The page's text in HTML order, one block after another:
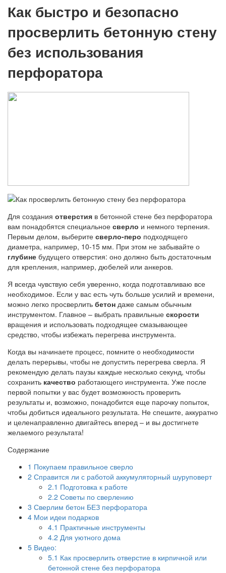
Как быстро и безопасно
просверлить бетонную стену
без использования
перфоратора
Для создания отверстия в бетонной стене без перфоратора
вам понадобятся специальное сверло и немного терпения.
Первым делом, выберите сверло-перо подходящего
диаметра, например, 10-15 мм. При этом не забывайте о
глубине будущего отверстия: оно должно быть достаточным
для крепления, например, дюбелей или анкеров.
Я всегда чувствую себя уверенно, когда подготавливаю все
необходимое. Если у вас есть чуть больше усилий и времени,
можно легко просверлить бетон даже самым обычным
инструментом. Главное – выбрать правильные скорости
вращения и использовать подходящее смазывающее
средство, чтобы избежать перегрева инструмента.
Когда вы начинаете процесс, помните о необходимости
делать перерывы, чтобы не допустить перегрева сверла. Я
рекомендую делать паузы каждые несколько секунд, чтобы
сохранить качество работающего инструмента. Уже после
первой попытки у вас будет возможность проверить
результаты и, возможно, понадобится еще парочку попыток,
чтобы добиться идеального результата. Не спешите, аккуратно
и целенаправленно двигайтесь вперед – и вы достигнете
желаемого результата!
Содержание
1 Покупаем правильное сверло
2 Справится ли с работой аккумуляторный шуруповерт
2.1 Подготовка к работе
2.2 Советы по сверлению
3 Сверлим бетон БЕЗ перфоратора
4 Мои идеи подарков
4.1 Практичные инструменты
4.2 Для уютного дома
5 Видео:
5.1 Как просверлить отверстие в кирпичной или
бетонной стене без перфоратора